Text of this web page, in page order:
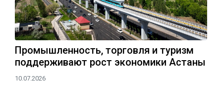
Промышленность, торговля и туризм
поддерживают рост экономики Астаны
10.07.2026